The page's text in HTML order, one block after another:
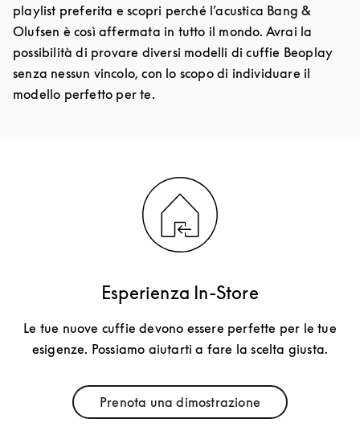
playlist preferita e scopri perché l’acustica Bang &
Olufsen è così affermata in tutto il mondo. Avrai la
possibilità di provare diversi modelli di cuffie Beoplay
senza nessun vincolo, con lo scopo di individuare il
modello perfetto per te.
Esperienza In-Store
Le tue nuove cuffie devono essere perfette per le tue
esigenze. Possiamo aiutarti a fare la scelta giusta.
Prenota una dimostrazione
Link Opens in New Tab